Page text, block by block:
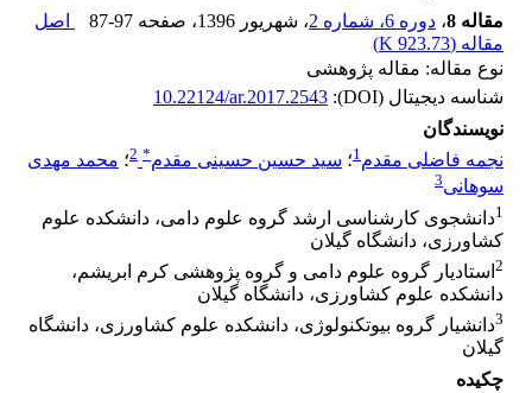
مقاله 8
، دوره 6، شماره 2 ، شهریور 1396 ، صفحه 87-97
اصل
مقاله (923.73 K
)
نوع مقاله: مقاله پژوهشی
شناسه دیجیتال (DOI):
10.22124/ar.2017.2543
نویسندگان
نجمه فاضلی مقدم1؛ سید حسین حسینی مقدم*
2؛ محمد مهدی
سوهانی3
1دانشجوی کارشناسی ارشد گروه علوم دامی، دانشکده علوم
کشاورزی، دانشگاه گیلان
2 استادیار گروه علوم دامی و گروه پژوهشی کرم ابریشم،
دانشکده علوم کشاورزی، دانشگاه گیلان
3دانشیار گروه بیوتکنولوژی، دانشکده علوم کشاورزی، دانشگاه
گیلان
چکیده